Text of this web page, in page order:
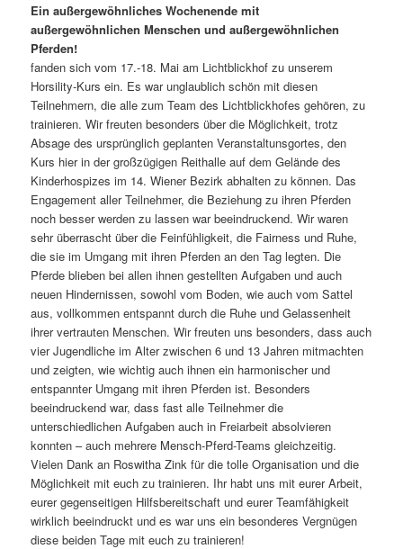
Ein außergewöhnliches Wochenende mit
außergewöhnlichen Menschen und außergewöhnlichen
Pferden!
fanden sich vom 17.-18. Mai am Lichtblickhof zu unserem
Horsility-Kurs ein. Es war unglaublich schön mit diesen
Teilnehmern, die alle zum Team des Lichtblickhofes gehören, zu
trainieren. Wir freuten besonders über die Möglichkeit, trotz
Absage des ursprünglich geplanten Veranstaltunsgortes, den
Kurs hier in der großzügigen Reithalle auf dem Gelände des
Kinderhospizes im 14. Wiener Bezirk abhalten zu können. Das
Engagement aller Teilnehmer, die Beziehung zu ihren Pferden
noch besser werden zu lassen war beeindruckend. Wir waren
sehr überrascht über die Feinfühligkeit, die Fairness und Ruhe,
die sie im Umgang mit ihren Pferden an den Tag legten. Die
Pferde blieben bei allen ihnen gestellten Aufgaben und auch
neuen Hindernissen, sowohl vom Boden, wie auch vom Sattel
aus, vollkommen entspannt durch die Ruhe und Gelassenheit
ihrer vertrauten Menschen. Wir freuten uns besonders, dass auch
vier Jugendliche im Alter zwischen 6 und 13 Jahren mitmachten
und zeigten, wie wichtig auch ihnen ein harmonischer und
entspannter Umgang mit ihren Pferden ist. Besonders
beeindruckend war, dass fast alle Teilnehmer die
unterschiedlichen Aufgaben auch in Freiarbeit absolvieren
konnten – auch mehrere Mensch-Pferd-Teams gleichzeitig.
Vielen Dank an Roswitha Zink für die tolle Organisation und die
Möglichkeit mit euch zu trainieren. Ihr habt uns mit eurer Arbeit,
eurer gegenseitigen Hilfsbereitschaft und eurer Teamfähigkeit
wirklich beeindruckt und es war uns ein besonderes Vergnügen
diese beiden Tage mit euch zu trainieren!